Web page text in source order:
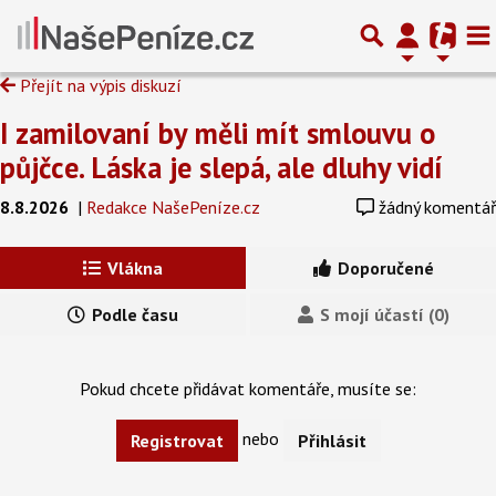
Přejít na výpis diskuzí
I zamilovaní by měli mít smlouvu o
půjčce. Láska je slepá, ale dluhy vidí
8.8.2026 | Redakce NašePeníze.cz žádný komentář
Vlákna Doporučené
Podle času S mojí účastí (0)
Pokud chcete přidávat komentáře, musíte se:
Registrovat nebo Přihlásit